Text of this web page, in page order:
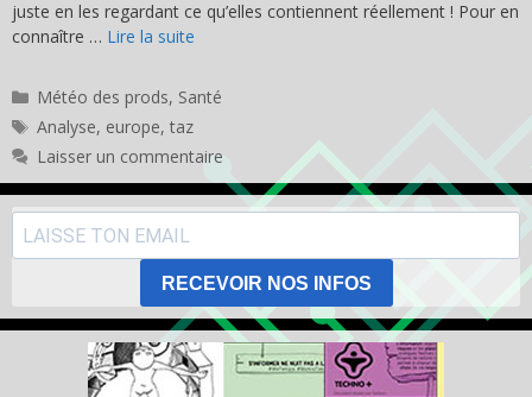
juste en les regardant ce qu’elles contiennent réellement ! Pour en
connaître … Lire la suite
Catégories
Météo des prods, Santé
Étiquettes
Analyse, europe,taz
Laisser un commentaire
RECEVOIR NOS INFOS